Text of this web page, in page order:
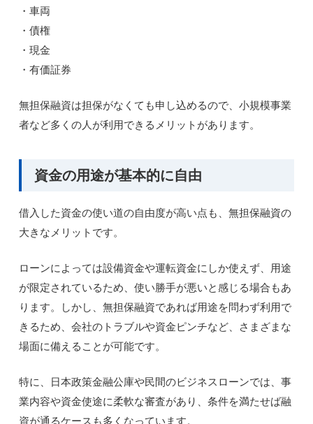
・車両
・債権
・現金
・有価証券
無担保融資は担保がなくても申し込めるので、小規模事業
者など多くの人が利用できるメリットがあります。
資金の用途が基本的に自由
借入した資金の使い道の自由度が高い点も、無担保融資の
大きなメリットです。
ローンによっては設備資金や運転資金にしか使えず、用途
が限定されているため、使い勝手が悪いと感じる場合もあ
ります。しかし、無担保融資であれば用途を問わず利用で
きるため、会社のトラブルや資金ピンチなど、さまざまな
場面に備えることが可能です。
特に、日本政策金融公庫や民間のビジネスローンでは、事
業内容や資金使途に柔軟な審査があり、条件を満たせば融
資が通るケースも多くなっています。